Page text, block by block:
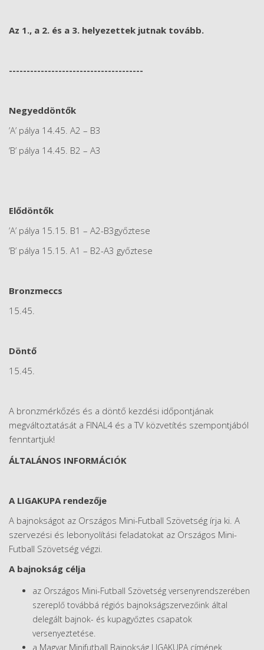
Az 1., a 2. és a 3. helyezettek jutnak tovább.
--------------------------------------
Negyeddöntők
’A’ pálya 14.45. A2 – B3
’B’ pálya 14.45. B2 – A3
Elődöntők
’A’ pálya 15.15. B1 – A2-B3győztese
’B’ pálya 15.15. A1 – B2-A3 győztese
Bronzmeccs
15.45.
Döntő
15.45.
A bronzmérkőzés és a döntő kezdési időpontjának
megváltoztatását a FINAL4 és a TV közvetítés szempontjából
fenntartjuk!
ÁLTALÁNOS INFORMÁCIÓK
A LIGAKUPA rendezője
A bajnokságot az Országos Mini-Futball Szövetség írja ki. A
szervezési és lebonyolítási feladatokat az Országos Mini-
Futball Szövetség végzi.
A bajnokság célja
az Országos Mini-Futball Szövetség versenyrendszerében
szereplő továbbá régiós bajnokságszervezőink által
delegált bajnok- és kupagyőztes csapatok
versenyeztetése.
a Magyar Minifutball Bajnokság LIGAKUPA címének